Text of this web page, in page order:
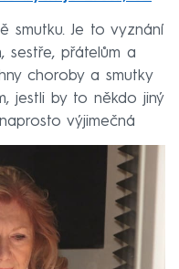
smutku. Je to vyznání
sestře, přátelům a
choroby a smutky
jestli by to někdo jiný
výjimečná